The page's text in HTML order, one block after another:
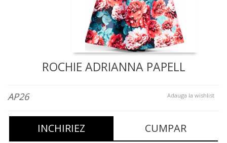
ROCHIE ADRIANNA PAPELL
Adauga la wishlist
AP26
INCHIRIEZ CUMPAR